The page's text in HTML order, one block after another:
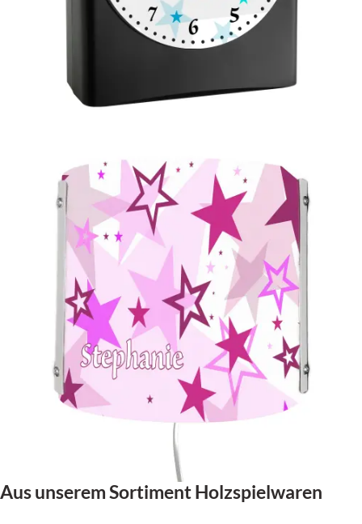
Aus unserem Sortiment Holzspielwaren